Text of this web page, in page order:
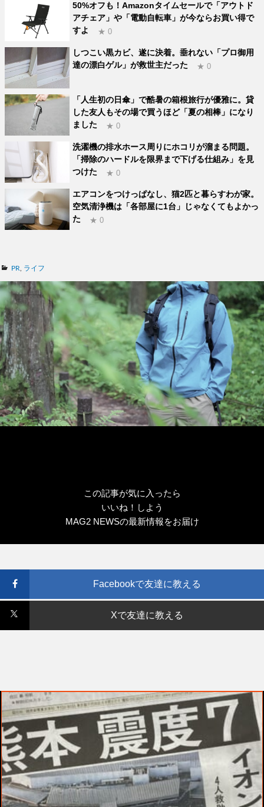
50%オフも！Amazonタイムセールで「アウトド
アチェア」や「電動自転車」が今ならお買い得で
すよ
★ 0
しつこい黒カビ、遂に決着。垂れない「プロ御用
達の漂白ゲル」が救世主だった
★ 0
「人生初の日傘」で酷暑の箱根旅行が優雅に。貸
した友人もその場で買うほど「夏の相棒」になり
ました
★ 0
洗濯機の排水ホース周りにホコリが溜まる問題。
「掃除のハードルを限界まで下げる仕組み」を見
つけた
★ 0
エアコンをつけっぱなし、猫2匹と暮らすわが家。
空気清浄機は「各部屋に1台」じゃなくてもよかっ
た
★ 0
カ
ゴ
リ
ー
PR ライフ
この記事が気に入ったら
いいね！しよう
MAG2 NEWSの最新情報をお届け
Facebookで友達に教える
Xで友達に教える